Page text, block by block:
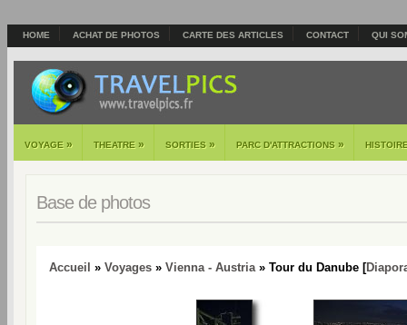
HOME ACHAT DE PHOTOS CARTE DES ARTICLES CONTACT QUI
VOYAGE » THEATRE » SORTIES » PARC D'ATTRACTIONS »
Base de photos
Accueil » Voyages » Vienna - Austria» Tour du Danube [